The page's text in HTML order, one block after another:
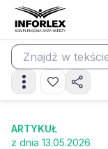
ARTYKUŁ
z dnia 13.05.2026